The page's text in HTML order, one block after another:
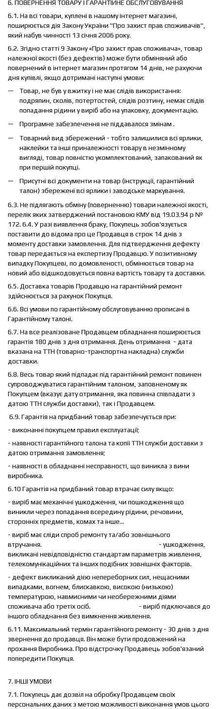
6. ПОВЕРНЕННЯ ТОВАРУ І ГАРАНТІЙНЕ ОБСЛУГОВУВАННЯ
6.1. На всі товари, куплені в нашому інтернет магазині,
поширюється дія Закону України "Про захист прав споживачів",
який набув чинності 13 січня 2006 року.
6.2. Згідно статті 9 Закону «Про захист прав споживача», товар
належної якості (без дефектів) може бути обміняний або
повернений в інтернет магазин протягом 14 днів, не рахуючи
дня купівлі, якщо дотримані наступні умови:
Товар, не був у вжитку і не має слідів використання:
подряпин, сколів, потертостей, слідів розтину, немає слідів
попадання рідини у виріб або на упаковку, документацію.
Програмне забезпечення не піддавалося змінам .
Товарний вид збережений - тобто залишилися всі ярлики,
наклейки та інші приналежності товару в незмінному
вигляді, товар повністю укомплектований, запакований як
при першій покупці.
Присутні всі документи на товар (інструкції, гарантійний
талон) збережені всі ярлики і заводське маркування.
6.3. Не підлягають обміну (поверненню) товари належної якості,
перелік яких затверджений постановою КМУ від 19.03.94 р №
172. 6.4. У разі виявлення браку, Покупець зобов'язується
поставити до відома про це Продавця в строк 14 днів з
моменту доставки замовлення. Для підтвердження дефекту
товар передається на експертизу Продавцю. У позитивному
випадку Покупцеві, по домовленості, обмінюється товар на
новий або відшкодовується повна вартість товару та доставки.
6.5. Доставка товарів Продавцю на гарантійний ремонт
здійснюється за рахунок Покупця.
6.6. Всі умови по гарантійному обслуговуванню прописані в
Гарантійному талоні.
6.7. На все реалізоване Продавцем обладнання поширюється
гарантія 180 днів з дня отримання. День отримання - дата
вказана на ТТН (товарно-транспортна накладна) служби
доставки.
6.8. Весь товар який підпадає під гарантійний ремонт повинен
супроводжуватися гарантійним талоном, заповненому як
Покупцем (вказує дату отримання, яка повинна співпадати з
датою ТТН служби доставки), так і Продавцем.
6.9. Гарантія на придбаний товар забезпечується при:
- виконанні покупцем правил експлуатації;
- наявності гарантійного талона та копії ТТН служби доставки з
датою отримання замовлення;
- наявності в обладнанні несправності, що виникла з вини
виробника.
6.10 Гарантія на придбаний товар втрачає силу якщо:
- виріб має механічні ушкодження, чи пошкодження що
виникли через попадання всередину рідини, речовини,
сторонніх предметів, комах та інше…
- виріб має сліди спроб ремонту та/або зовнішнього
втручання. - ушкодження,
викликані невідповідністю стандартам параметрів живлення,
телекомунікаційних та інших подібних зовнішніх факторів.
- дефект викликаний дією непереборних сил, нещасними
випадками, вогнем, блискавкою, високою (низькою)
температурою, навмисними чи необережними діями
споживача або третіх осіб. - виріб підключався до
іншого обладнання без вимкнення живлення.
6.11. Максимальний термін гарантійного ремонту - 30 днів з дня
звернення до продавця. Він може бути продовжений на
прохання Виробника. Про відстрочку Продавець зобов'язаний
попередити Покупця.
7. ІНШІ УМОВИ
7.1. Покупець дає дозвіл на обробку Продавцем своїх
персональних даних з метою можливості виконання умов цього